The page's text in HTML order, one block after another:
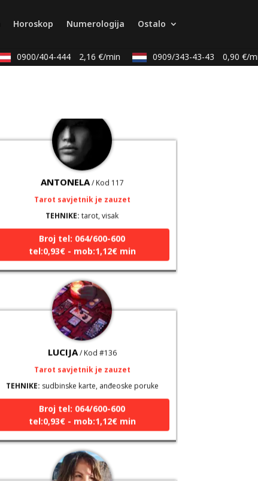
Horoskop Numerologija Ostalo
0900/404-444 2,16 €/min 0909/343-43-43 0,90 €/min
visak, yi ching, knjiga promjena mudrosti, rune,
Broj tel: 064/600-600
ANTONELA/ Kod 117
TEHNIKE:tarot, visak
Broj tel: 064/600-600
tel:0,93€ - mob:1,12€ min
LUCIJA/ Kod #136
Tarot savjetnik je zauzet
TEHNIKE:sudbinske karte, anđeoske poruke
Broj tel: 064/600-600
tel:0,93€ - mob:1,12€ min